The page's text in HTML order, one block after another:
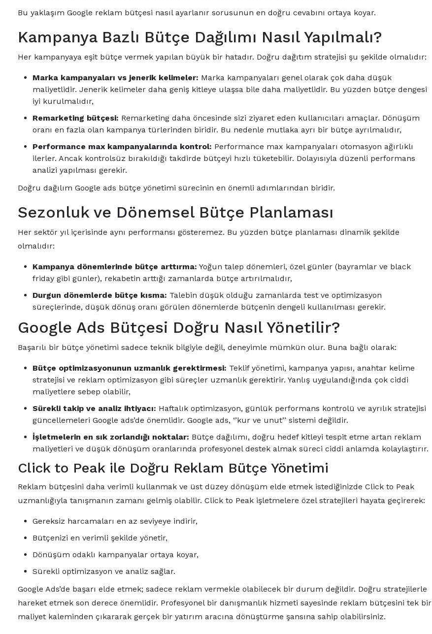
Bu yaklaşım Google reklam bütçesi nasıl ayarlanır sorusunun en doğru cevabını ortaya koyar.
Kampanya Bazlı Bütçe Dağılımı Nasıl Yapılmalı?
Her kampanyaya eşit bütçe vermek yapılan büyük bir hatadır. Doğru dağıtım stratejisi şu şekilde olmalıdır:
Marka kampanyaları vs jenerik kelimeler: Marka kampanyaları genel olarak çok daha düşük
maliyetlidir. Jenerik kelimeler daha geniş kitleye ulaşsa bile daha maliyetlidir. Bu yüzden bütçe dengesi
iyi kurulmalıdır,
Remarketing bütçesi: Remarketing daha öncesinde sizi ziyaret eden kullanıcıları amaçlar. Dönüşüm
oranı en fazla olan kampanya türlerinden biridir. Bu nedenle mutlaka ayrı bir bütçe ayrılmalıdır,
Performance max kampanyalarında kontrol: Performance max kampanyaları otomasyon ağırlıklı
ilerler. Ancak kontrolsüz bırakıldığı takdirde bütçeyi hızlı tüketebilir. Dolayısıyla düzenli performans
analizi yapılması gerekir.
Doğru dağılım Google ads bütçe yönetimi sürecinin en önemli adımlarından biridir.
Sezonluk ve Dönemsel Bütçe Planlaması
Her sektör yıl içerisinde aynı performansı gösteremez. Bu yüzden bütçe planlaması dinamik şekilde
olmalıdır:
Kampanya dönemlerinde bütçe arttırma: Yoğun talep dönemleri, özel günler (bayramlar ve black
friday gibi günler), rekabetin arttığı zamanlarda bütçe artırılmalıdır,
Durgun dönemlerde bütçe kısma: Talebin düşük olduğu zamanlarda test ve optimizasyon
süreçlerinde, düşük dönüş oranı görülen dönemlerde bütçenin dengeli kullanılması gerekir.
Google Ads Bütçesi Doğru Nasıl Yönetilir?
Başarılı bir bütçe yönetimi sadece teknik bilgiyle değil, deneyimle mümkün olur. Buna bağlı olarak:
Bütçe optimizasyonunun uzmanlık gerektirmesi: Teklif yönetimi, kampanya yapısı, anahtar kelime
stratejisi ve reklam optimizasyon gibi süreçler uzmanlık gerektirir. Yanlış uygulandığında çok ciddi
maliyetlere sebep olabilir,
Sürekli takip ve analiz ihtiyacı: Haftalık optimizasyon, günlük performans kontrolü ve ayrılık stratejisi
güncellemeleri Google ads’de önemlidir. Google ads, ‘’kur ve unut’’ sistemi değildir.
İşletmelerin en sık zorlandığı noktalar: Bütçe dağılımı, doğru hedef kitleyi tespit etme artan reklam
maliyetleri ve düşük dönüşüm oranlarında profesyonel destek almak süreci ciddi anlamda kolaylaştırır.
Click to Peak ile Doğru Reklam Bütçe Yönetimi
Reklam bütçesini daha verimli kullanmak ve üst düzey dönüşüm elde etmek istediğinizde Click to Peak
uzmanlığıyla tanışmanın zamanı gelmiş olabilir. Click to Peak işletmelere özel stratejileri hayata geçirerek:
Gereksiz harcamaları en az seviyeye indirir,
Bütçenizi en verimli şekilde yönetir,
Dönüşüm odaklı kampanyalar ortaya koyar,
Sürekli optimizasyon ve analiz sağlar.
Google Ads’de başarı elde etmek; sadece reklam vermekle olabilecek bir durum değildir. Doğru stratejilerle
hareket etmek son derece önemlidir. Profesyonel bir danışmanlık hizmeti sayesinde reklam bütçesini tek bir
maliyet kaleminden çıkararak gerçek bir yatırım aracına dönüştürme şansına sahip olabilirsiniz.